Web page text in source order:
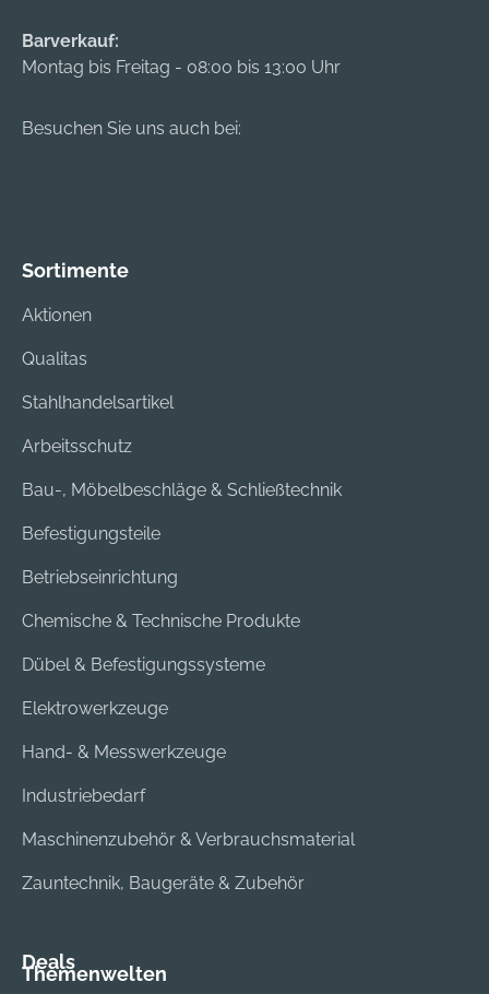
Besonders elastisch
• Oeko-Tex-
Nylon und Elasthan
Barverkauf:
Montag bis Freitag - 08:00 bis 13:00 Uhr
Besuchen Sie uns auch bei:
Sortimente
Aktionen
Qualitas
Stahlhandelsartikel
Arbeitsschutz
Bau-, Möbelbeschläge & Schließtechnik
Befestigungsteile
Betriebseinrichtung
Chemische & Technische Produkte
Dübel & Befestigungssysteme
Elektrowerkzeuge
Hand- & Messwerkzeuge
Industriebedarf
Maschinenzubehör & Verbrauchsmaterial
Zauntechnik, Baugeräte & Zubehör
Deals
Themenwelten